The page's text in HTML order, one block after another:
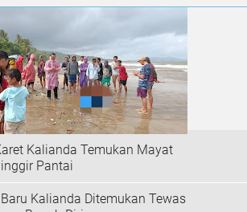
Kalianda Temukan Mayat
Pantai
Kalianda Ditemukan Tewas